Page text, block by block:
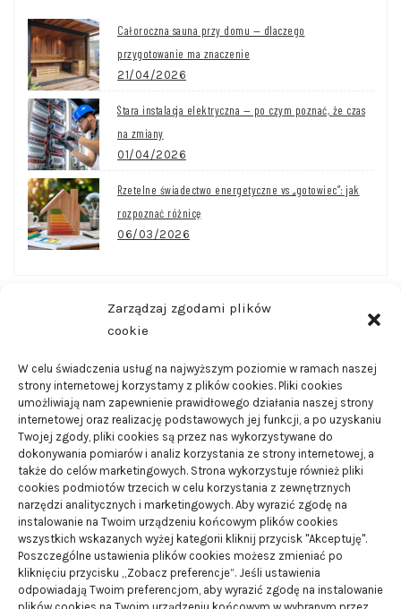
Zarządzaj zgodami plików
cookie
W celu świadczenia usług na najwyższym poziomie w ramach naszej
strony internetowej korzystamy z plików cookies. Pliki cookies
umożliwiają nam zapewnienie prawidłowego działania naszej strony
internetowej oraz realizację podstawowych jej funkcji, a po uzyskaniu
Twojej zgody, pliki cookies są przez nas wykorzystywane do
dokonywania pomiarów i analiz korzystania ze strony internetowej, a
także do celów marketingowych. Strona wykorzystuje również pliki
cookies podmiotów trzecich w celu korzystania z zewnętrznych
narzędzi analitycznych i marketingowych. Aby wyrazić zgodę na
instalowanie na Twoim urządzeniu końcowym plików cookies
wszystkich wskazanych wyżej kategorii kliknij przycisk "Akceptuję".
Poszczególne ustawienia plików cookies możesz zmieniać po
kliknięciu przycisku „Zobacz preferencje”. Jeśli ustawienia
odpowiadają Twoim preferencjom, aby wyrazić zgodę na instalowanie
Całoroczna sauna przy domu — dlaczego
przygotowanie ma znaczenie
21/04/2026
Stara instalacja elektryczna — po czym poznać, że czas
na zmiany
01/04/2026
Rzetelne świadectwo energetyczne vs „gotowiec”: jak
rozpoznać różnicę
06/03/2026
CZĘSTO CZYTANE
Wanny wychwytowe – do czego są one wykorzystywane
21/08/2024
Smart domy – czym są i jakie posiadają zalety
01/02/2024
Dlaczego warto pomyśleć o budowie instalacji na
płynny gaz
19/08/2024